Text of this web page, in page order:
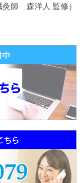
灸師 森洋人 監修）